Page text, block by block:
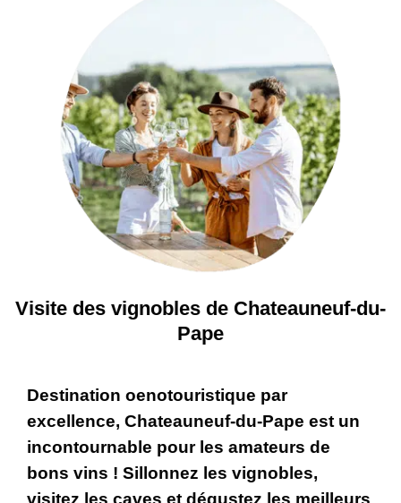
Visite des vignobles de Chateauneuf-du-
Pape
Destination oenotouristique par
excellence, Chateauneuf-du-Pape est un
incontournable pour les amateurs de
bons vins ! Sillonnez les vignobles,
visitez les caves et dégustez les meilleurs